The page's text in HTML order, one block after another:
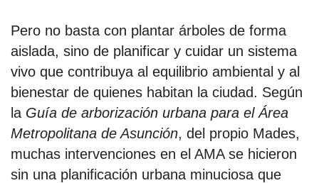
Pero no basta con plantar árboles de forma
aislada, sino de planificar y cuidar un sistema
vivo que contribuya al equilibrio ambiental y al
bienestar de quienes habitan la ciudad. Según
la Guía de arborización urbana para el Área
Metropolitana de Asunción, del propio Mades,
muchas intervenciones en el AMA se hicieron
sin una planificación urbana minuciosa que